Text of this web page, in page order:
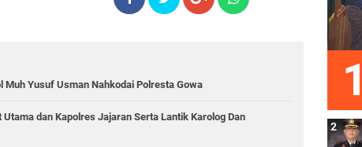
Muh Yusuf Usman Nahkodai Polresta Gowa
dan Kapolres Jajaran Serta Lantik Karolog Dan